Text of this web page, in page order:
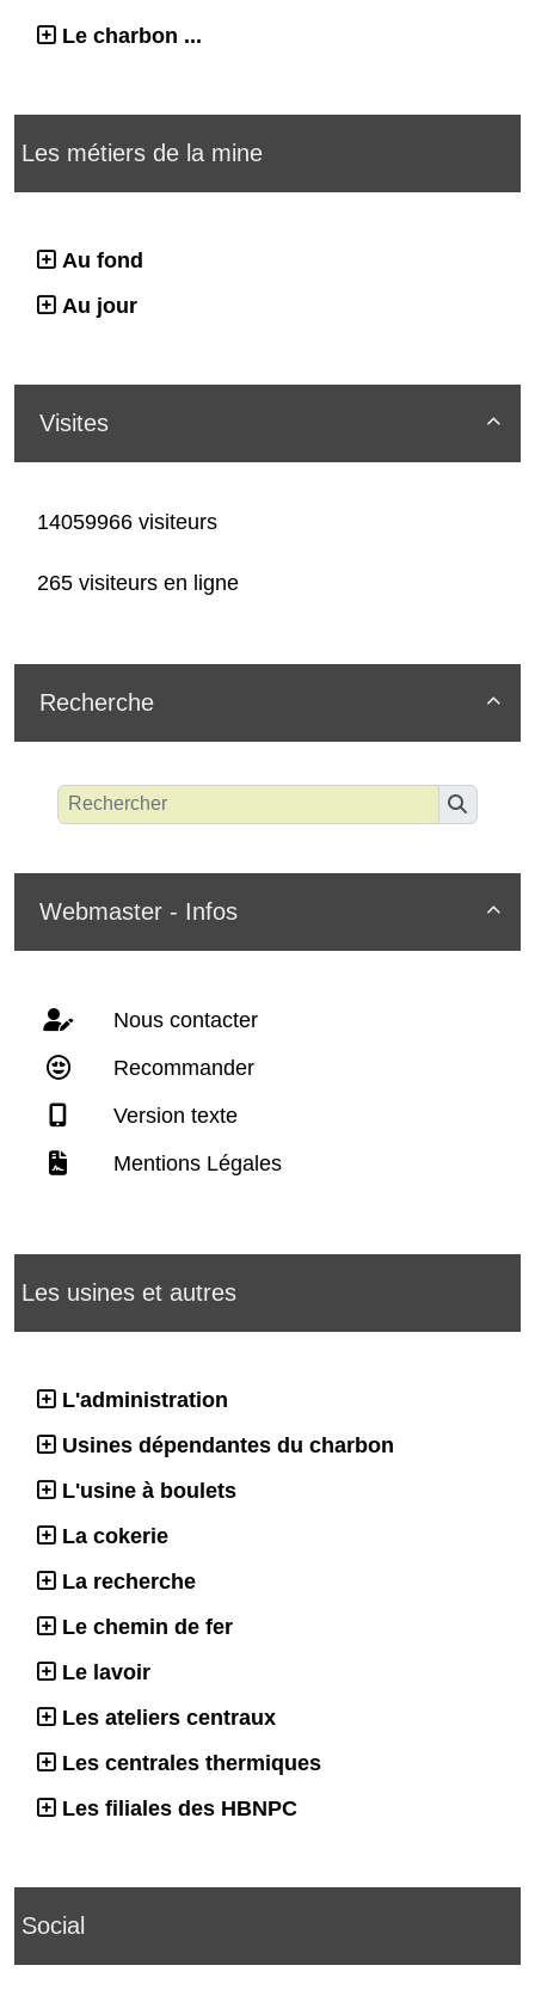
Le charbon ...
Les métiers de la mine
Au fond
Au jour

Visites
14059966 visiteurs
265 visiteurs en ligne

Recherche

Webmaster - Infos
Nous contacter
Recommander
Version texte
Mentions Légales
Les usines et autres
L'administration
Usines dépendantes du charbon
L'usine à boulets
La cokerie
La recherche
Le chemin de fer
Le lavoir
Les ateliers centraux
Les centrales thermiques
Les filiales des HBNPC
Social